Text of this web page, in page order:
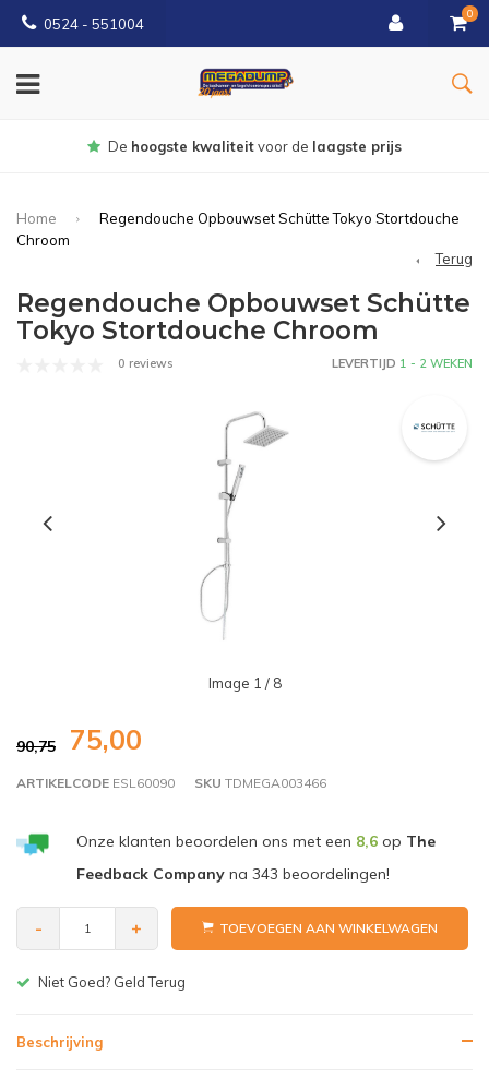
0524 - 551004
0
Gratisbezorgd vanaf €150
Home
Regendouche Opbouwset Schütte Tokyo Stortdouche
Chroom
Terug
Regendouche Opbouwset Schütte
Tokyo Stortdouche Chroom
0 reviews LEVERTIJD 1 - 2 WEKEN
Image 1 / 8
90,75 75,00
ARTIKELCODE ESL60090 SKU TDMEGA003466
Onze klanten beoordelen ons met een 8,6op The
Feedback Companyna 343 beoordelingen!
- + TOEVOEGEN AAN WINKELWAGEN
Gratis bezorgen v.a. € 150,-(NL)
Beschrijving